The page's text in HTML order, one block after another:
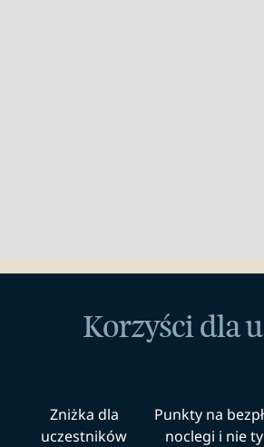
Korzyści dla
Zniżka dla
uczestników
Punkty na
noclegi i nie